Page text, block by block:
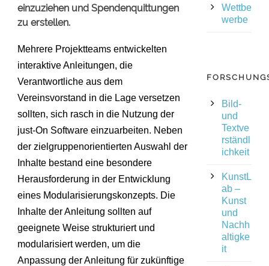
einzuziehen und Spendenquittungen
zu erstellen.
Mehrere Projektteams entwickelten
interaktive Anleitungen, die
Verantwortliche aus dem
Vereinsvorstand in die Lage versetzen
sollten, sich rasch in die Nutzung der
just-On Software einzuarbeiten. Neben
der zielgruppenorientierten Auswahl der
Inhalte bestand eine besondere
Herausforderung in der Entwicklung
eines Modularisierungskonzepts. Die
Inhalte der Anleitung sollten auf
geeignete Weise strukturiert und
modularisiert werden, um die
Anpassung der Anleitung für zukünftige
Wettbe
werbe
Bild-
und
Textve
rständl
ichkeit
KunstL
ab –
Kunst
und
Nachh
altigke
it